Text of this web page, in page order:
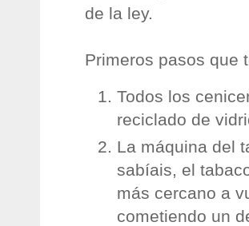
de la ley.
Primeros pasos que
Todos los
reciclado de
La máquina del
sabíais, el
más cercano a
cometiendo un